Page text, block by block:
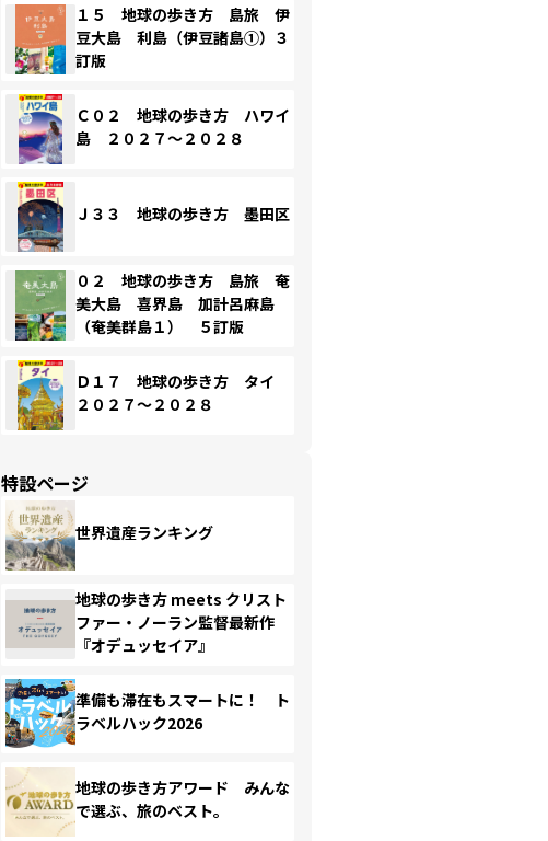
１５ 地球の歩き方 島旅 伊
豆大島 利島（伊豆諸島①）３
訂版
Ｃ０２ 地球の歩き方 ハワイ
島 ２０２７～２０２８
Ｊ３３ 地球の歩き方 墨田区
０２ 地球の歩き方 島旅 奄
美大島 喜界島 加計呂麻島
（奄美群島１） ５訂版
Ｄ１７ 地球の歩き方 タイ
２０２７～２０２８
特設ページ
世界遺産ランキング
地球の歩き方 meets クリスト
ファー・ノーラン監督最新作
『オデュッセイア』
準備も滞在もスマートに！ ト
ラベルハック2026
地球の歩き方アワード みんな
で選ぶ、旅のベスト。